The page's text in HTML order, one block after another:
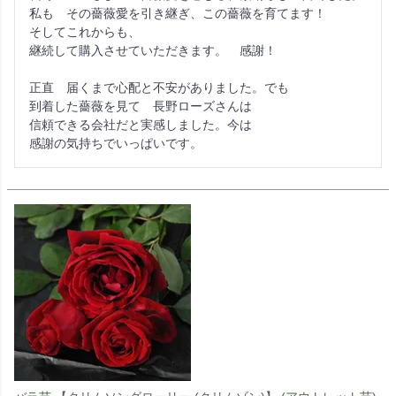
私も　その薔薇愛を引き継ぎ、この薔薇を育てます！
そしてこれからも、
継続して購入させていただきます。　感謝！
正直　届くまで心配と不安がありました。でも
到着した薔薇を見て　長野ローズさんは
信頼できる会社だと実感しました。今は
感謝の気持ちでいっぱいです。